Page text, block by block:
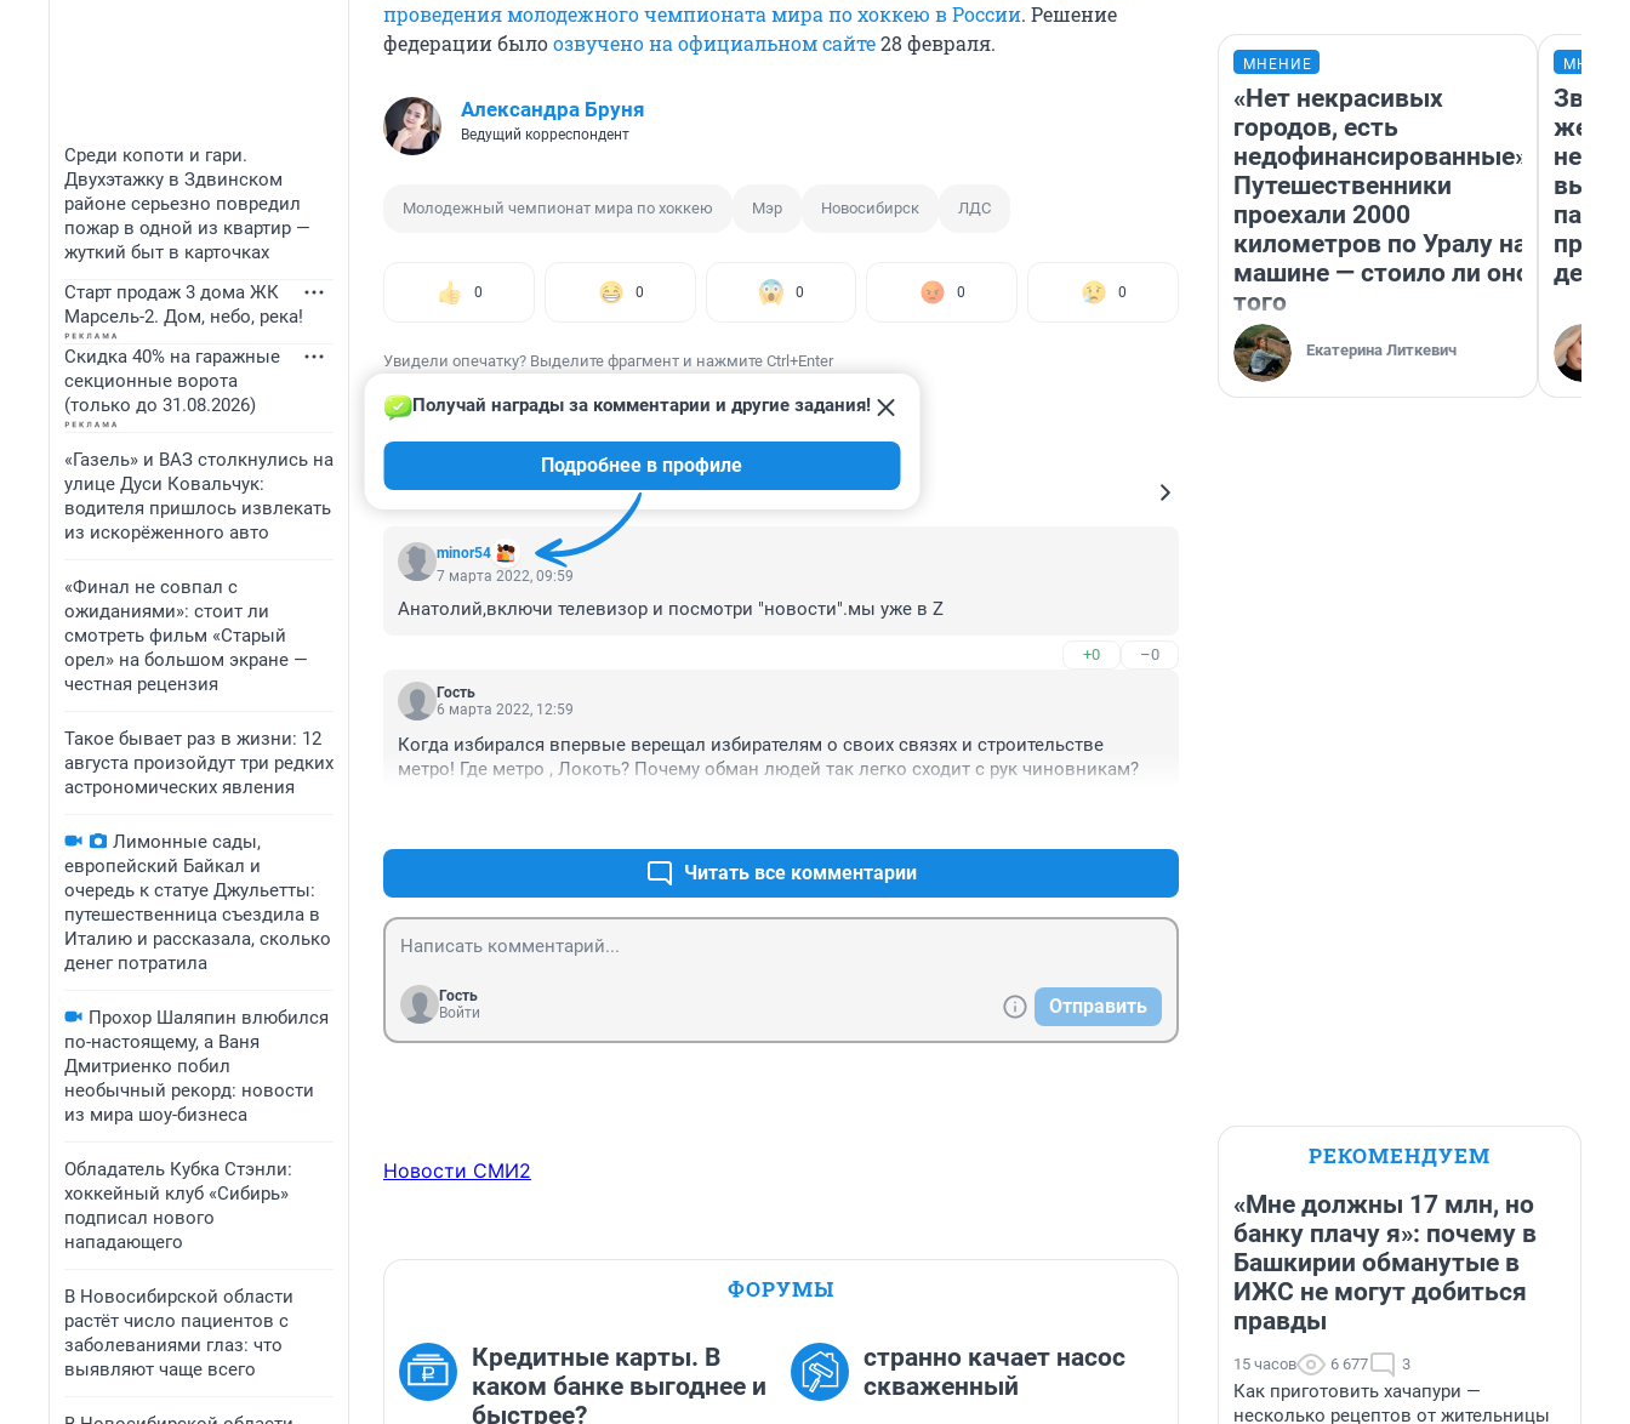
Среди копоти и гари.
Двухэтажку в Здвинском
районе серьезно повредил
пожар в одной из квартир —
жуткий быт в карточках
Старт продаж 3 дома ЖК
Марсель-2. Дом, небо, река!
Скидка 40% на гаражные
секционные ворота
(только до 31.08.2026)
«Газель» и ВАЗ столкнулись на
улице Дуси Ковальчук:
водителя пришлось извлекать
из искорёженного авто
«Финал не совпал с
ожиданиями»: стоит ли
смотреть фильм «Старый
орел» на большом экране —
честная рецензия
Такое бывает раз в жизни: 12
августа произойдут три редких
астрономических явления
Лимонные сады,
европейский Байкал и
очередь к статуе Джульетты:
путешественница съездила в
Италию и рассказала, сколько
денег потратила
Прохор Шаляпин влюбился
по-настоящему, а Ваня
Дмитриенко побил
необычный рекорд: новости
из мира шоу-бизнеса
Обладатель Кубка Стэнли:
хоккейный клуб «Сибирь»
подписал нового
нападающего
В Новосибирской области
растёт число пациентов с
заболеваниями глаз: что
выявляют чаще всего
проведения молодежного чемпионата мира по хоккею в России. Решение
федерации былоозвучено на официальном сайте28 февраля.
Александра Бруня
Ведущий корреспондент
Молодежный чемпионат мира по хоккею Мэр Новосибирск ЛДС
0 0 0 0 0
Увидели опечатку? Выделите фрагмент и нажмите Ctrl+Enter
КОММЕНТАРИИ 144
minor54
Получай награды за комментарии и другие задания!
Подробнее в профиле
7 марта 2022, 09:59
Анатолий,включи телевизор и посмотри "новости".мы уже в Z
+0 –0
Гость
6 марта 2022, 12:59
Когда избирался впервые верещал избирателям о своих связях и строительстве
метро! Где метро , Локоть? Почему обман людей так легко сходит с рук чиновникам?
Читать все комментарии
Гость
Войти
Отправить
Новости СМИ2
ФОРУМЫ
Кредитные карты. В
каком банке выгоднее и
быстрее?
странно качает насос
скваженный
МНЕНИЕ
«Нет некрасивых
городов, есть
недофинансированные».
Путешественники
проехали 2000
километров по Уралу на
машине — стоило ли оно
того
Екатерина Литкевич
день
РЕКОМЕНДУЕМ
«Мне должны 17 млн, но
банку плачу я»: почему в
Башкирии обманутые в
ИЖС не могут добиться
правды
15 часов 6 677 3
Как приготовить хачапури —
несколько рецептов от жительницы